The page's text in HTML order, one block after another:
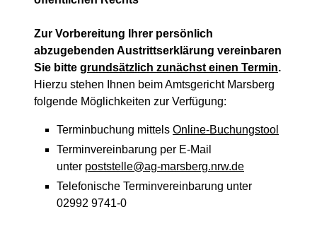
Zur Vorbereitung Ihrer persönlich
abzugebenden Austrittserklärung vereinbaren
Sie bitte grundsätzlich zunächst einen Termin.
Hierzu stehen Ihnen beim Amtsgericht Marsberg
folgende Möglichkeiten zur Verfügung:
Terminbuchung mittels Online-Buchungstool
Terminvereinbarung per E-Mail
unter poststelle@ag-marsberg.nrw.de
Telefonische Terminvereinbarung unter
02992 9741-0